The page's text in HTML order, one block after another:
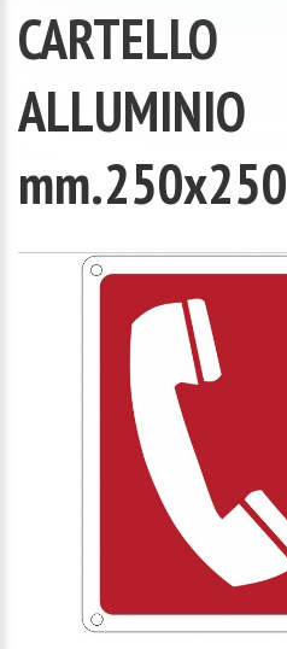
CARTELLO
ALLUMINIO
mm.250x250